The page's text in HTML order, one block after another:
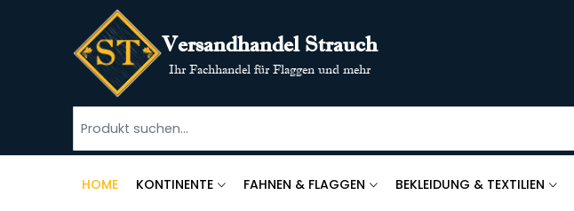
Versandhandel Strauch
Ihr Fachhandel für Flaggen und mehr
HOME KONTINENTE FAHNEN & FLAGGEN BEKLEIDUNG & TEXTILIEN